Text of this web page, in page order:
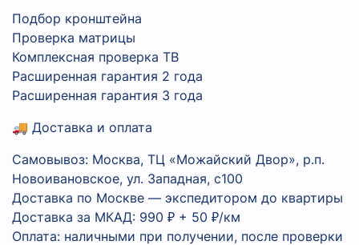
Подбор кронштейна
Проверка матрицы
Комплексная проверка ТВ
Расширенная гарантия 2 года
Расширенная гарантия 3 года
🚚 Доставка и оплата
Самовывоз: Москва, ТЦ «Можайский Двор», р.п.
Новоивановское, ул. Западная, с100
Доставка по Москве — экспедитором до квартиры
Доставка за МКАД: 990 ₽ + 50 ₽/км
Оплата: наличными при получении, после проверки